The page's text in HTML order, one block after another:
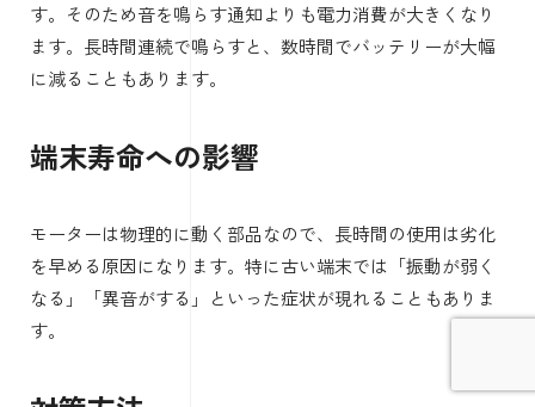
す。そのため音を鳴らす通知よりも電力消費が大きくなり
ます。長時間連続で鳴らすと、数時間でバッテリーが大幅
に減ることもあります。
端末寿命への影響
モーターは物理的に動く部品なので、長時間の使用は劣化
を早める原因になります。特に古い端末では「振動が弱く
なる」「異音がする」といった症状が現れることもありま
す。